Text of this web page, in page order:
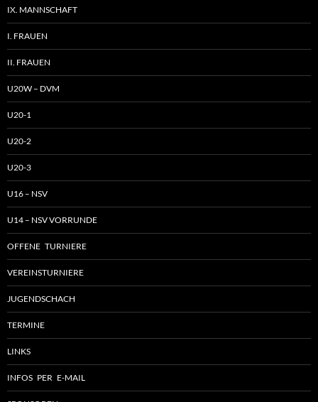
IX. MANNSCHAFT
I. FRAUEN
II. FRAUEN
U20W – DVM
U20-1
U20-2
U20-3
U16 – NSV
U14 – NSV VORRUNDE
OFFENE TURNIERE
VEREINSTURNIERE
JUGENDSCHACH
TERMINE
LINKS
INFOS PER E-MAIL